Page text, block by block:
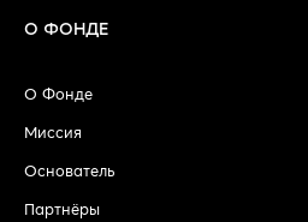
О ФОНДЕ
О Фонде
Миссия
Основатель
Партнёры